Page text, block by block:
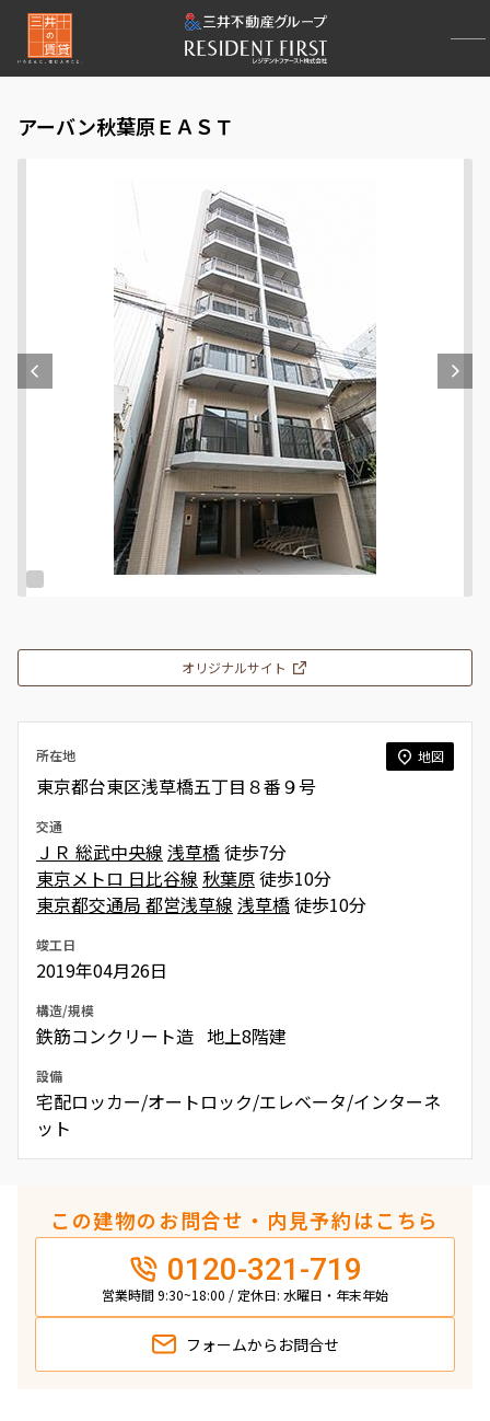
アーバン秋葉原ＥＡＳＴ
オリジナルサイト
所在地 地図
東京都台東区浅草橋五丁目８番９号
交通
ＪＲ 総武中央線 浅草橋徒歩7分
東京メトロ 日比谷線 秋葉原徒歩10分
東京都交通局 都営浅草線 浅草橋徒歩10分
竣工日
2019年04月26日
構造/規模
鉄筋コンクリート造 地上8階建
設備
宅配ロッカー/オートロック/エレベータ/インターネ
ット
この建物のお問合せ・内見予約はこちら
0120-321-719
営業時間 9:30~18:00 / 定休日: 水曜日・年末年始
フォームから お問合せ